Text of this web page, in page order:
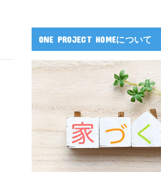
ONE PROJECT HOMEについて